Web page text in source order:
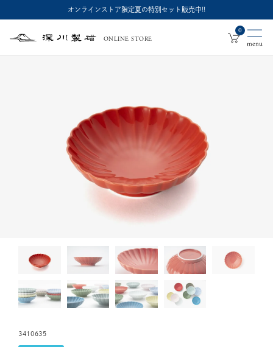
オンラインストア限定夏の特別セット販売中!!
深
ONLINE STORE
0
3410635